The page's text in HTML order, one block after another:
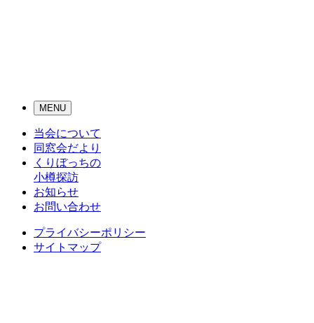
メ
ュ
ー
ナ
ビ
ゲ
ー
シ
ン
ボ
MENU
当会について
同窓会だより
くりぼっちの
小樽探訪
お知らせ
お問い合わせ
プライバシーポリシー
サイトマップ